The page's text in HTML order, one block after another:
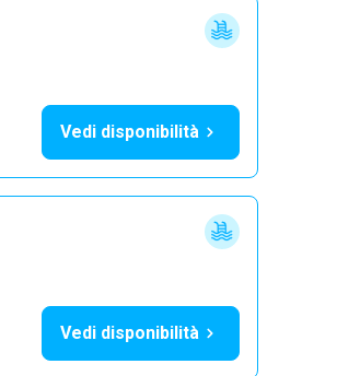
Vedi disponibilità
Vedi disponibilità